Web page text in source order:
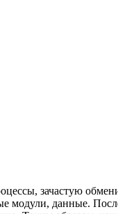
зачастую
модули, данные.